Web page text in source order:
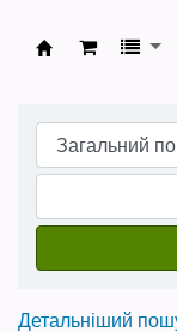
Бібліотека
Детальніший